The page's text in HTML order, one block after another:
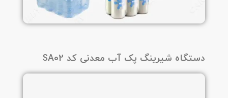
دستگاه شیرینگ پک آب معدنی کد SA02